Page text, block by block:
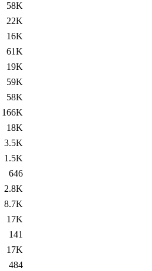
58K
22K
16K
61K
19K
59K
58K
166K
18K
3.5K
1.5K
646
2.8K
8.7K
17K
141
17K
484